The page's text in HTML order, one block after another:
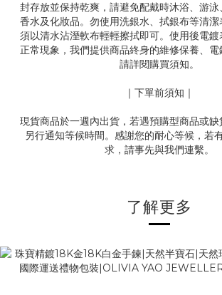
封存放並保持乾爽，請避免配戴時沐浴、游泳
香水及化妝品。勿使用洗銀水、拭銀布等清潔
須以清水沾溼軟布輕輕擦拭即可。使用後電
正常現象，我們提供商品終身的維修保養、
請詳閱購買須知。
｜下單前須知｜
現貨商品於一週內出貨，若遇預購型商品或
另行通知等候時間。感謝您的耐心等候，若
求，請事先與我們連繫。
了解更多